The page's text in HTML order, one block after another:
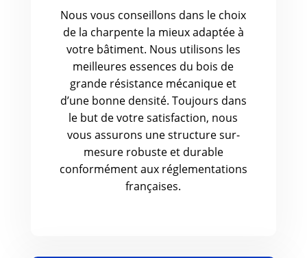
Nous vous conseillons dans le choix
de la charpente la mieux adaptée à
votre bâtiment. Nous utilisons les
meilleures essences du bois de
grande résistance mécanique et
d’une bonne densité. Toujours dans
le but de votre satisfaction, nous
vous assurons une structure sur-
mesure robuste et durable
conformément aux réglementations
françaises.